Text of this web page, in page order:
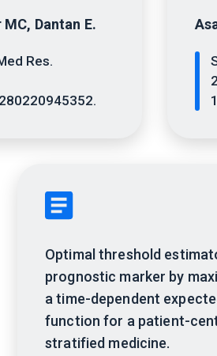
Dantan E.
Res.
Optimal threshold
prognostic marker by
a time-dependent
function for a patient-
stratified medicine.